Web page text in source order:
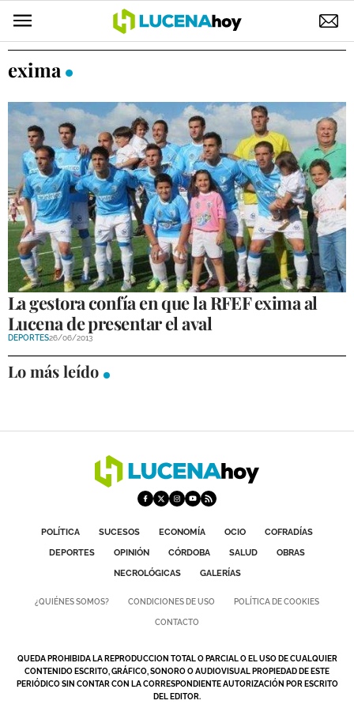
POLÍTICA
ELECCIONES
SUCESOS
ECONOMÍA
DESARROLLO LOCAL
LUCENA EMPRESAS
OCIO
COFRADÍAS
DEPORTES
DEPORTE BASE
VENTANA CIUDADANA
CÓRDOBA
OBRAS
exima
La gestora confía en que la RFEF exima al
Lucena de presentar el aval
DEPORTES26/06/2013
Lo más leído
POLÍTICA SUCESOS ECONOMÍA OCIO
COFRADÍAS
DEPORTES
OPINIÓN CÓRDOBA SALUD
OBRAS
NECROLÓGICAS
GALERÍAS
¿QUIÉNES SOMOS? CONDICIONES DE USO POLÍTICA DE COOKIES
CONTACTO
QUEDA PROHIBIDA LA REPRODUCCION TOTAL O PARCIAL O EL USO DE CUALQUIER
CONTENIDO ESCRITO, GRÁFICO, SONORO O AUDIOVISUAL PROPIEDAD DE ESTE
PERIÓDICO SIN CONTAR CON LA CORRESPONDIENTE AUTORIZACIÓN POR ESCRITO
DEL EDITOR.